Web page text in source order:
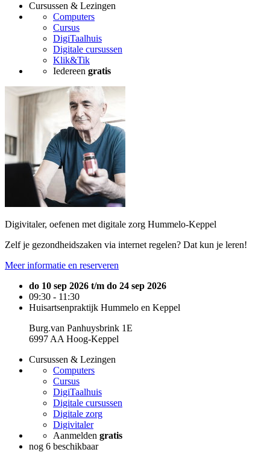
Cursussen & Lezingen
Computers
Cursus
DigiTaalhuis
Digitale cursussen
Klik&Tik
Iedereen gratis
Digivitaler, oefenen met digitale zorg Hummelo-Keppel
Zelf je gezondheidszaken via internet regelen? Dat kun je leren!
Meer informatie en reserveren
do 10 sep 2026 t/m do 24 sep 2026
09:30 - 11:30
Huisartsenpraktijk Hummelo en Keppel
Burg.van Panhuysbrink 1E
6997 AA Hoog-Keppel
Cursussen & Lezingen
Computers
Cursus
DigiTaalhuis
Digitale cursussen
Digitale zorg
Digivitaler
Aanmelden gratis
nog 6 beschikbaar